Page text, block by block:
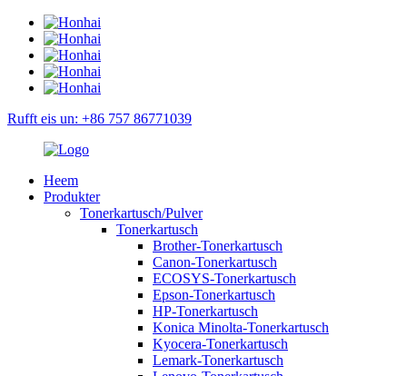
Rufft eis un: +86 757 86771039
Heem
Produkter
Tonerkartusch/Pulver
Tonerkartusch
Brother-Tonerkartusch
Canon-Tonerkartusch
ECOSYS-Tonerkartusch
Epson-Tonerkartusch
HP-Tonerkartusch
Konica Minolta-Tonerkartusch
Kyocera-Tonerkartusch
Lemark-Tonerkartusch